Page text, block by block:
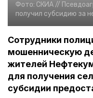
Фото: СКИА //
получил субсидию за
Сотрудники
мошенническую
жителей
для получения
субсидии